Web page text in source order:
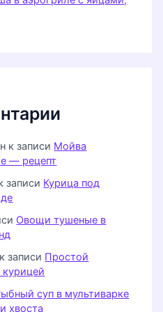
к записи Мойва
— рецепт
записи Курица под
Овощи тушеные в
к записи Простой
курицей
суп в мультиварке
хвоста